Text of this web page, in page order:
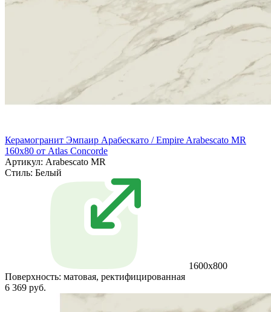
Керамогранит Эмпаир Арабескато / Empire Arabescato MR
160x80 от Atlas Concorde
Артикул: Arabescato MR
Стиль: Белый
1600x800
Поверхность: матовая, ректифицированная
6 369 руб.